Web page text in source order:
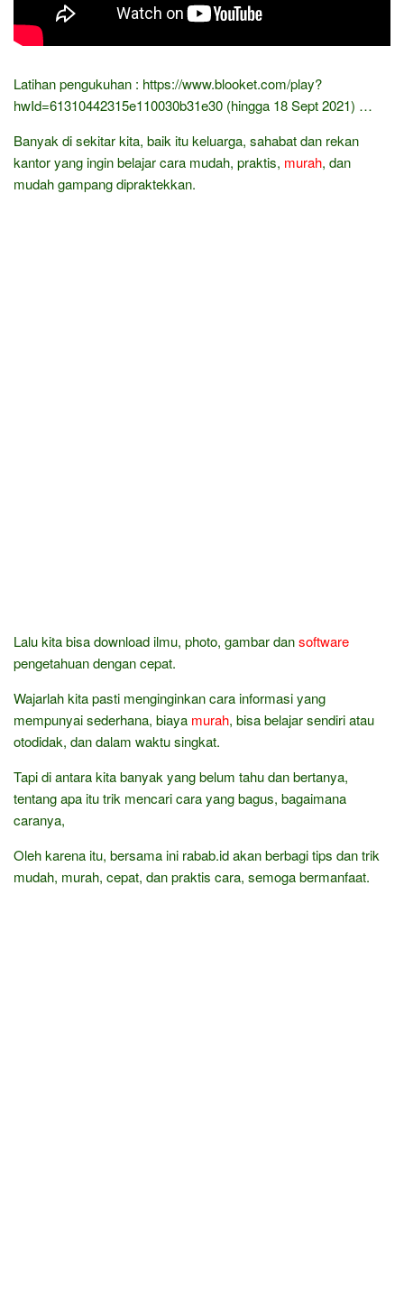
Latihan pengukuhan : https://www.blooket.com/play?
hwId=61310442315e110030b31e30 (hingga 18 Sept 2021) …
Banyak di sekitar kita, baik itu keluarga, sahabat dan rekan
kantor yang ingin belajar cara mudah, praktis, murah, dan
mudah gampang dipraktekkan.
Lalu kita bisa download ilmu, photo, gambar dansoftware
pengetahuan dengan cepat.
Wajarlah kita pasti menginginkan cara informasi yang
mempunyai sederhana, biaya murah, bisa belajar sendiri atau
otodidak, dan dalam waktu singkat.
Tapi di antara kita banyak yang belum tahu dan bertanya,
tentang apa itu trik mencari cara yang bagus, bagaimana
caranya,
Oleh karena itu, bersama ini rabab.id akan berbagi tips dan trik
mudah, murah, cepat, dan praktis cara, semoga bermanfaat.